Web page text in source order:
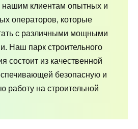
нашим клиентам опытных и
операторов, которые
с различными мощными
Наш парк строительного
состоит из качественной
безопасную и
работу на строительной